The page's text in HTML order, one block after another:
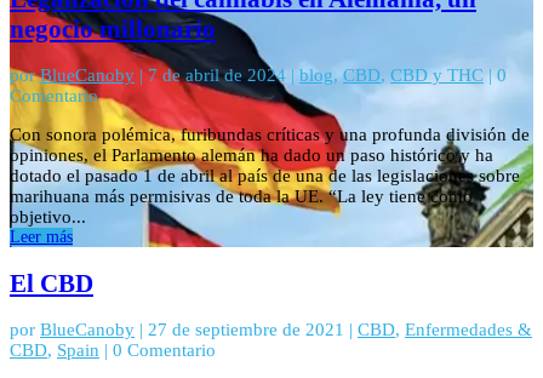
negocio millonario
porBlueCanoby | 7 de abril de 2024 | blog, CBD, CBD y THC | 0
Comentario
Con sonora polémica, furibundas críticas y una profunda división de
opiniones, el Parlamento alemán ha dado un paso histórico y ha
dotado el pasado 1 de abril al país de una de las legislaciones sobre
marihuana más permisivas de toda la UE. “La ley tiene como
objetivo...
Leer más
El CBD
por BlueCanoby | 27 de septiembre de 2021 | CBD, Enfermedades &
CBD, Spain | 0 Comentario